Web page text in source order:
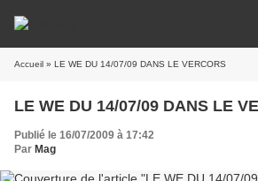
Accueil » LE WE DU 14/07/09 DANS LE VERCORS
LE WE DU 14/07/09 DANS LE
Publié le 16/07/2009 à 17:42
Par Mag